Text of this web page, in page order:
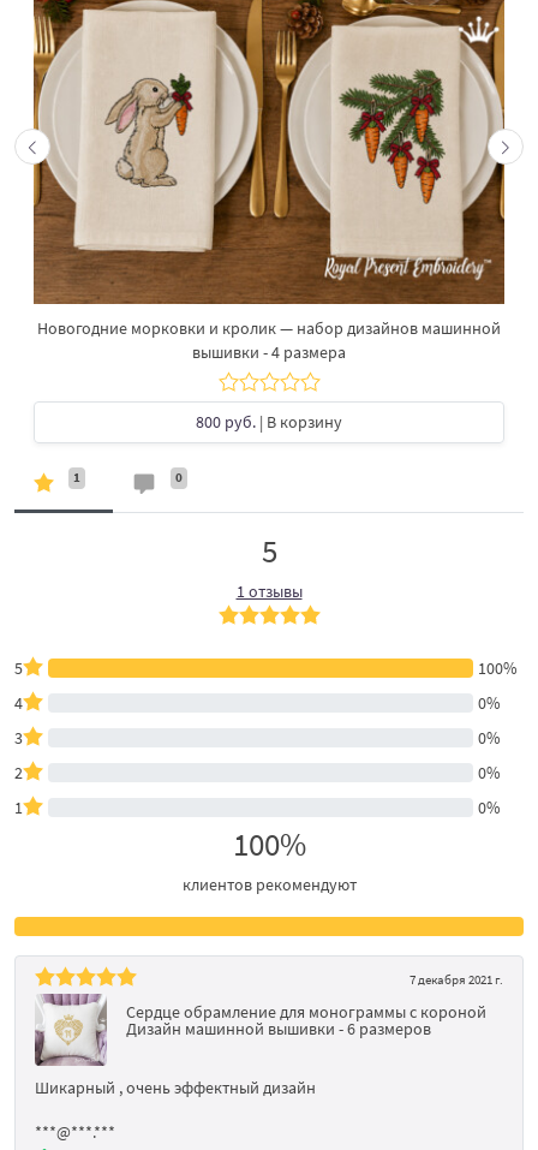
Новогодние морковки и кролик — набор дизайнов машинной
вышивки - 4 размера
800 руб. | В корзину
1 0
5
1 отзывы
5
100%
4
0%
3
0%
2
0%
1
0%
100%
клиентов рекомендуют
7 декабря 2021 г.
Сердце обрамление для монограммы с короной
Дизайн машинной вышивки - 6 размеров
Шикарный , очень эффектный дизайн
***@***.***